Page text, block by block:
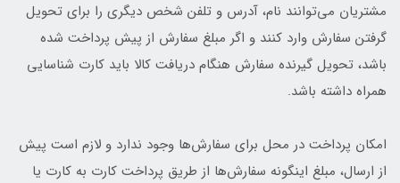
مشتریان می‌توانند نام، آدرس و تلفن شخص دیگری را برای تحویل
گرفتن سفارش وارد کنند و اگر مبلغ سفارش از پیش پرداخت شده
باشد، تحویل گیرنده سفارش هنگام دریافت کالا باید کارت شناسایی
همراه داشته باشد.
امکان پرداخت در محل برای سفارش‌ها وجود ندارد و لازم است پیش
از ارسال، مبلغ اینگونه سفارش‌ها از طریق پرداخت کارت به کارت یا